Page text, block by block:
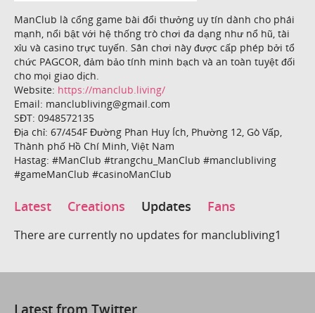
ManClub là cổng game bài đổi thưởng uy tín dành cho phái
mạnh, nổi bật với hệ thống trò chơi đa dạng như nổ hũ, tài
xỉu và casino trực tuyến. Sân chơi này được cấp phép bởi tổ
chức PAGCOR, đảm bảo tính minh bạch và an toàn tuyệt đối
cho mọi giao dịch.
Website: https://manclub.living/
Email: manclubliving@gmail.com
SĐT: 0948572135
Địa chỉ: 67/454F Đường Phan Huy Ích, Phường 12, Gò Vấp,
Thành phố Hồ Chí Minh, Việt Nam
Hastag: #ManClub #trangchu_ManClub #manclubliving
#gameManClub #casinoManClub
Latest Creations Updates Fans
There are currently no updates for manclubliving1
Latest from Twitter